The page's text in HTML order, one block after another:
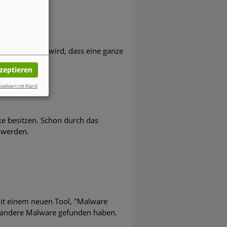
Vermutet wird, dass eine ganze
besitzen. Schon durch das
einem neuen Tool, "Malware
Malware gefunden haben.
mit Klaro!